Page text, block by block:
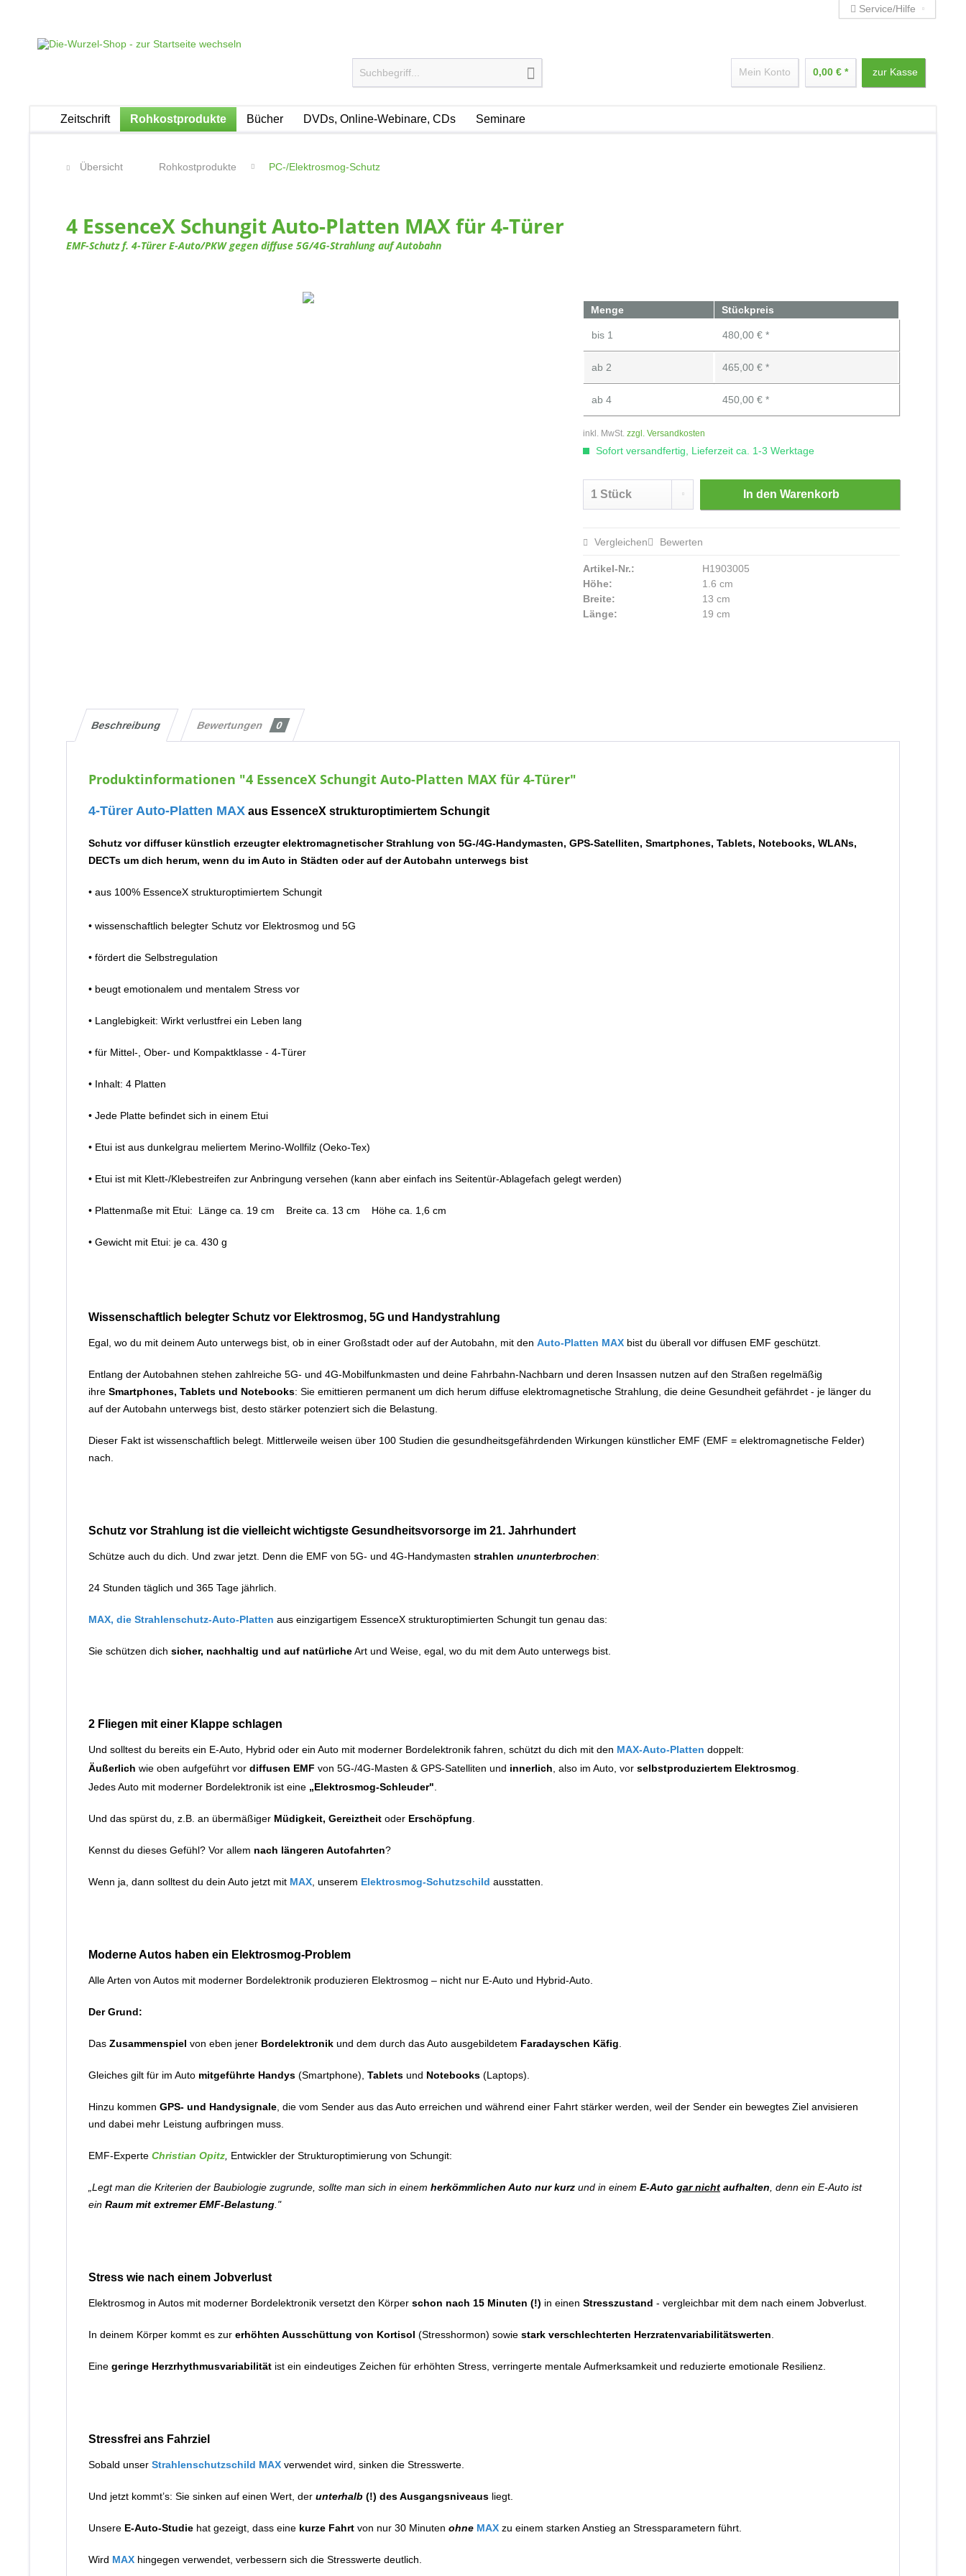
Service/Hilfe
Mein Konto 0,00 € * zur Kasse
Zeitschrift Rohkostprodukte Bücher DVDs, Online-Webinare, CDs Seminare
Übersicht Rohkostprodukte PC-/Elektrosmog-Schutz
4 E⁫ssenceX Schungit Auto-Platten MAX für 4-Türer
EMF-Schutz f. 4-Türer E-Auto/PKW gegen diffuse 5G/4G-Strahlung auf Autobahn
Menge Stückpreis
bis 1 480,00 € *
ab 2 465,00 € *
ab4 450,00 € *
inkl. MwSt.zzgl. Versandkosten
Sofort versandfertig, Lieferzeit ca. 1-3 Werktage
In den Warenkorb
Vergleichen Bewerten
Artikel-Nr.:
H1903005
Höhe:
1.6 cm
Breite:
13 cm
Länge:
19 cm
Beschreibung Bewertungen 0
Produktinformationen "4 E⁫ssenceX Schungit Auto-Platten MAX für 4-Türer"
4-Türer Auto-Platten MAX aus E⁫ssenceX strukturoptimiertem Schungit
Schutz vor diffuser künstlich erzeugter elektromagnetischer Strahlung von 5G-/4G-Handymasten, GPS-Satelliten, Smartphones, Tablets, Notebooks, WLANs,
DECTs um dich herum, wenn du im Auto in Städten oder auf der Autobahn unterwegs bist
• aus 100% EssenceX strukturoptimiertem Schungit
• wissenschaftlich belegter Schutz vor Elektrosmog und 5G
• fördert die Selbstregulation
• beugt emotionalem und mentalem Stress vor
• Langlebigkeit: Wirkt verlustfrei ein Leben lang
• für Mittel-, Ober- und Kompaktklasse - 4-Türer
• Inhalt: 4 Platten
• Jede Platte befindet sich in einem Etui
• Etui ist aus dunkelgrau meliertem Merino-Wollfilz (Oeko-Tex)
• Etui ist mit Klett-/Klebestreifen zur Anbringung versehen (kann aber einfach ins Seitentür-Ablagefach gelegt werden)
• Plattenmaße mit Etui: Länge ca. 19 cm Breite ca. 13 cm Höhe ca. 1,6 cm
• Gewicht mit Etui: je ca. 430 g
Wissenschaftlich belegter Schutz vor Elektrosmog, 5G und Handystrahlung
Egal, wo du mit deinem Auto unterwegs bist, ob in einer Großstadt oder auf der Autobahn, mit den Auto-Platten MAX bist du überall vor diffusen EMF geschützt.
Entlang der Autobahnen stehen zahlreiche 5G- und 4G-Mobilfunkmasten und deine Fahrbahn-Nachbarn und deren Insassen nutzen auf den Straßen regelmäßig
ihre Smartphones, Tablets und Notebooks: Sie emittieren permanent um dich herum diffuse elektromagnetische Strahlung, die deine Gesundheit gefährdet - je länger du
auf der Autobahn unterwegs bist, desto stärker potenziert sich die Belastung.
Dieser Fakt ist wissenschaftlich belegt. Mittlerweile weisen über 100 Studien die gesundheitsgefährdenden Wirkungen künstlicher EMF (EMF = elektromagnetische Felder)
nach.
Schutz vor Strahlung ist die vielleicht wichtigste Gesundheitsvorsorge im 21. Jahrhundert
Schütze auch du dich. Und zwar jetzt. Denn die EMF von 5G- und 4G-Handymasten strahlen ununterbrochen:
24 Stunden täglich und 365 Tage jährlich.
MAX, die Strahlenschutz-Auto-Platten aus einzigartigem EssenceX strukturoptimierten Schungit tun genau das:
Sie schützen dich sicher, nachhaltig und auf natürlicheArt und Weise, egal, wo du mit dem Auto unterwegs bist.
2 Fliegen mit einer Klappe schlagen
Und solltest du bereits ein E-Auto, Hybrid oder ein Auto mit moderner Bordelektronik fahren, schützt du dich mit den MAX-Auto-Platten doppelt:
Äußerlich wie oben aufgeführt vor diffusen EMF von 5G-/4G-Masten & GPS-Satelliten und innerlich , also im Auto, vor selbstproduziertem Elektrosmog
Jedes Auto mit moderner Bordelektronik ist eine „Elektrosmog-Schleuder"
Und das spürst du, z.B. an übermäßiger Müdigkeit, Gereiztheit oder Erschöpfung
Kennst du dieses Gefühl? Vor allem nach längeren Autofahrten?
Wenn ja, dann solltest du dein Auto jetzt mit MAX , unserem Elektrosmog-Schutzschild ausstatten.
Moderne Autos haben ein Elektrosmog-Problem
Alle Arten von Autos mit moderner Bordelektronik produzieren Elektrosmog – nicht nur E-Auto und Hybrid-Auto.
Der Grund:
Das Zusammenspiel von eben jener Bordelektronik und dem durch das Auto ausgebildetem Faradayschen Käfig
Gleiches gilt für im Auto mitgeführte Handys (Smartphone), Tablets und Notebooks (Laptops).
Hinzu kommen GPS- und Handysignale , die vom Sender aus das Auto erreichen und während einer Fahrt stärker werden, weil der Sender ein bewegtes Ziel anvisieren
und dabei mehr Leistung aufbringen muss.
EMF-Experte Christian Opitz Entwickler der Strukturoptimierung von Schungit:
„Legt man die Kriterien der Baubiologie zugrunde, sollte man sich in einem herkömmlichen Auto nur kurz und in einem E-Auto gar nicht aufhalten , denn ein E-Auto ist
ein Raum mit extremer EMF-Belastung ."
Stress wie nach einem Jobverlust
Elektrosmog in Autos mit moderner Bordelektronik versetzt den Körper schon nach 15 Minuten (!) in einen Stresszustand - vergleichbar mit dem nach einem Jobverlust.
In deinem Körper kommt es zur erhöhten Ausschüttung von Kortisol (Stresshormon) sowie stark verschlechterten Herzratenvariabilitätswerten
Eine geringe Herzrhythmusvariabilität ist ein eindeutiges Zeichen für erhöhten Stress, verringerte mentale Aufmerksamkeit und reduzierte emotionale Resilienz.
Stressfrei ans Fahrziel
Sobald unser Strahlenschutzschild MAX verwendet wird, sinken die Stresswerte.
Und jetzt kommt’s: Sie sinken auf einen Wert, der unterhalb (!) des Ausgangsniveaus liegt.
Unsere E-Auto-Studie hat gezeigt, dass eine kurze Fahrt von nur 30 Minuten ohne MAX zu einem starken Anstieg an Stressparametern führt.
Wird MAX hingegen verwendet, verbessern sich die Stresswerte deutlich.